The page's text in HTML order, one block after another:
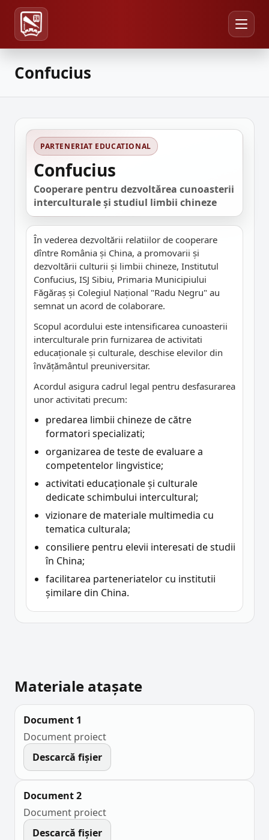
Confucius
PARTENERIAT EDUCATIONAL
Confucius
Cooperare pentru dezvoltărea cunoasterii
interculturale și studiul limbii chineze
În vederea dezvoltării relatiilor de cooperare
dîntre România și China, a promovarii și
dezvoltării culturii și limbii chineze, Institutul
Confucius, ISJ Sibiu, Primaria Municipiului
Făgăraș și Colegiul Național "Radu Negru" au
semnat un acord de colaborare.
Scopul acordului este intensificarea cunoasterii
interculturale prin furnizarea de activitati
educaționale și culturale, deschise elevilor din
învățământul preuniversitar.
Acordul asigura cadrul legal pentru desfasurarea
unor activitati precum:
predarea limbii chineze de către
formatori specializati;
organizarea de teste de evaluare a
competentelor lingvistice;
activitati educaționale și culturale
dedicate schimbului intercultural;
vizionare de materiale multimedia cu
tematica culturala;
consiliere pentru elevii interesati de studii
în China;
facilitarea parteneriatelor cu institutii
șimilare din China.
Materiale atașate
Document 1
Document proiect
Descarcă fișier
Document 2
Document proiect
Descarcă fișier